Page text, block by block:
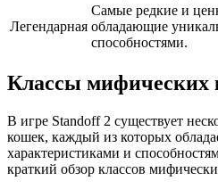
Легендарная
Самые редкие и
обладающие
способностями.
Классы мифических
В игре Standoff 2 существует
кошек, каждый из которых
характеристиками и
краткий обзор классов